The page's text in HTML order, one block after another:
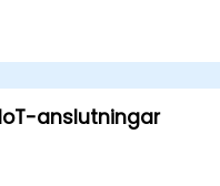
energisektorn.
edge- och
och
edge computing-
anslutningar